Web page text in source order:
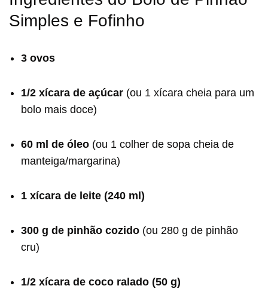
Simples e Fofinho
3 ovos
1/2 xícara de açúcar (ou 1 xícara cheia para um
bolo mais doce)
60 ml de óleo (ou 1 colher de sopa cheia de
manteiga/margarina)
1 xícara de leite (240 ml)
300 g de pinhão cozido (ou 280 g de pinhão
cru)
1/2 xícara de coco ralado (50 g)